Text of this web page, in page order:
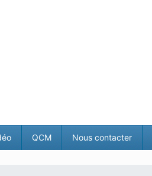
QCM Nous contacter